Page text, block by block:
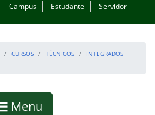
Campus Estudante
Servidor
CURSOS TÉCNICOS
INTEGRADOS
Mostrar
Menu